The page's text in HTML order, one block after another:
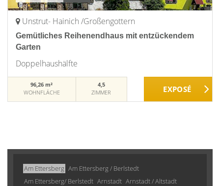
Unstrut- Hainich /Großengottern
Gemütliches Reihenendhaus mit entzückendem
Garten
Doppelhaushälfte
96,26 m²
WOHNFLÄCHE
4,5
ZIMMER
Am Ettersberg Am Ettersberg / Berlstedt
Am Ettersberg/ Berlstedt Arnstadt Arnstadt / Altstadt